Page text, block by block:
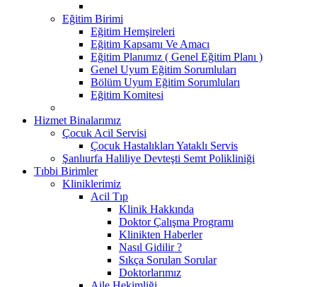
Eğitim Birimi
Eğitim Hemşireleri
Eğitim Kapsamı Ve Amacı
Eğitim Planımız ( Genel Eğitim Planı )
Genel Uyum Eğitim Sorumluları
Bölüm Uyum Eğitim Sorumluları
Eğitim Komitesi
Hizmet Binalarımız
Çocuk Acil Servisi
Çocuk Hastalıkları Yataklı Servis
Şanlıurfa Haliliye Devteşti Semt Polikliniği
Tıbbi Birimler
Kliniklerimiz
Acil Tıp
Klinik Hakkında
Doktor Çalışma Programı
Klinikten Haberler
Nasıl Gidilir ?
Sıkça Sorulan Sorular
Doktorlarımız